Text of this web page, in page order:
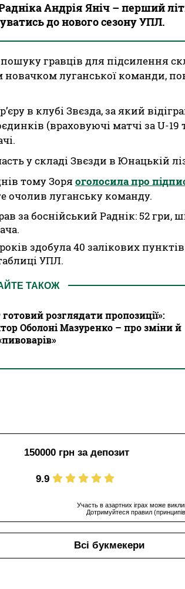
Андрія Яніч – перший
до нового сезону УПЛ.
гравців для підсилення
луганської команди,
в клубі Звєзда, за який
(враховуючі матчі за U-19
у складі Звєзди в Юнацькій
тому Зоря оголосила про
очолив луганську команду.
за боснійський Раднік: 52 гри,
здобула 40 залікових
УПЛ.
ТАКОЖ
розглядати пропозиції»:
Оболоні Мазуренко – про зміни й
150000 грн за депозит
9.9
Участь в азартних іграх може
Дотримуйтеся правил
Всі букмекери